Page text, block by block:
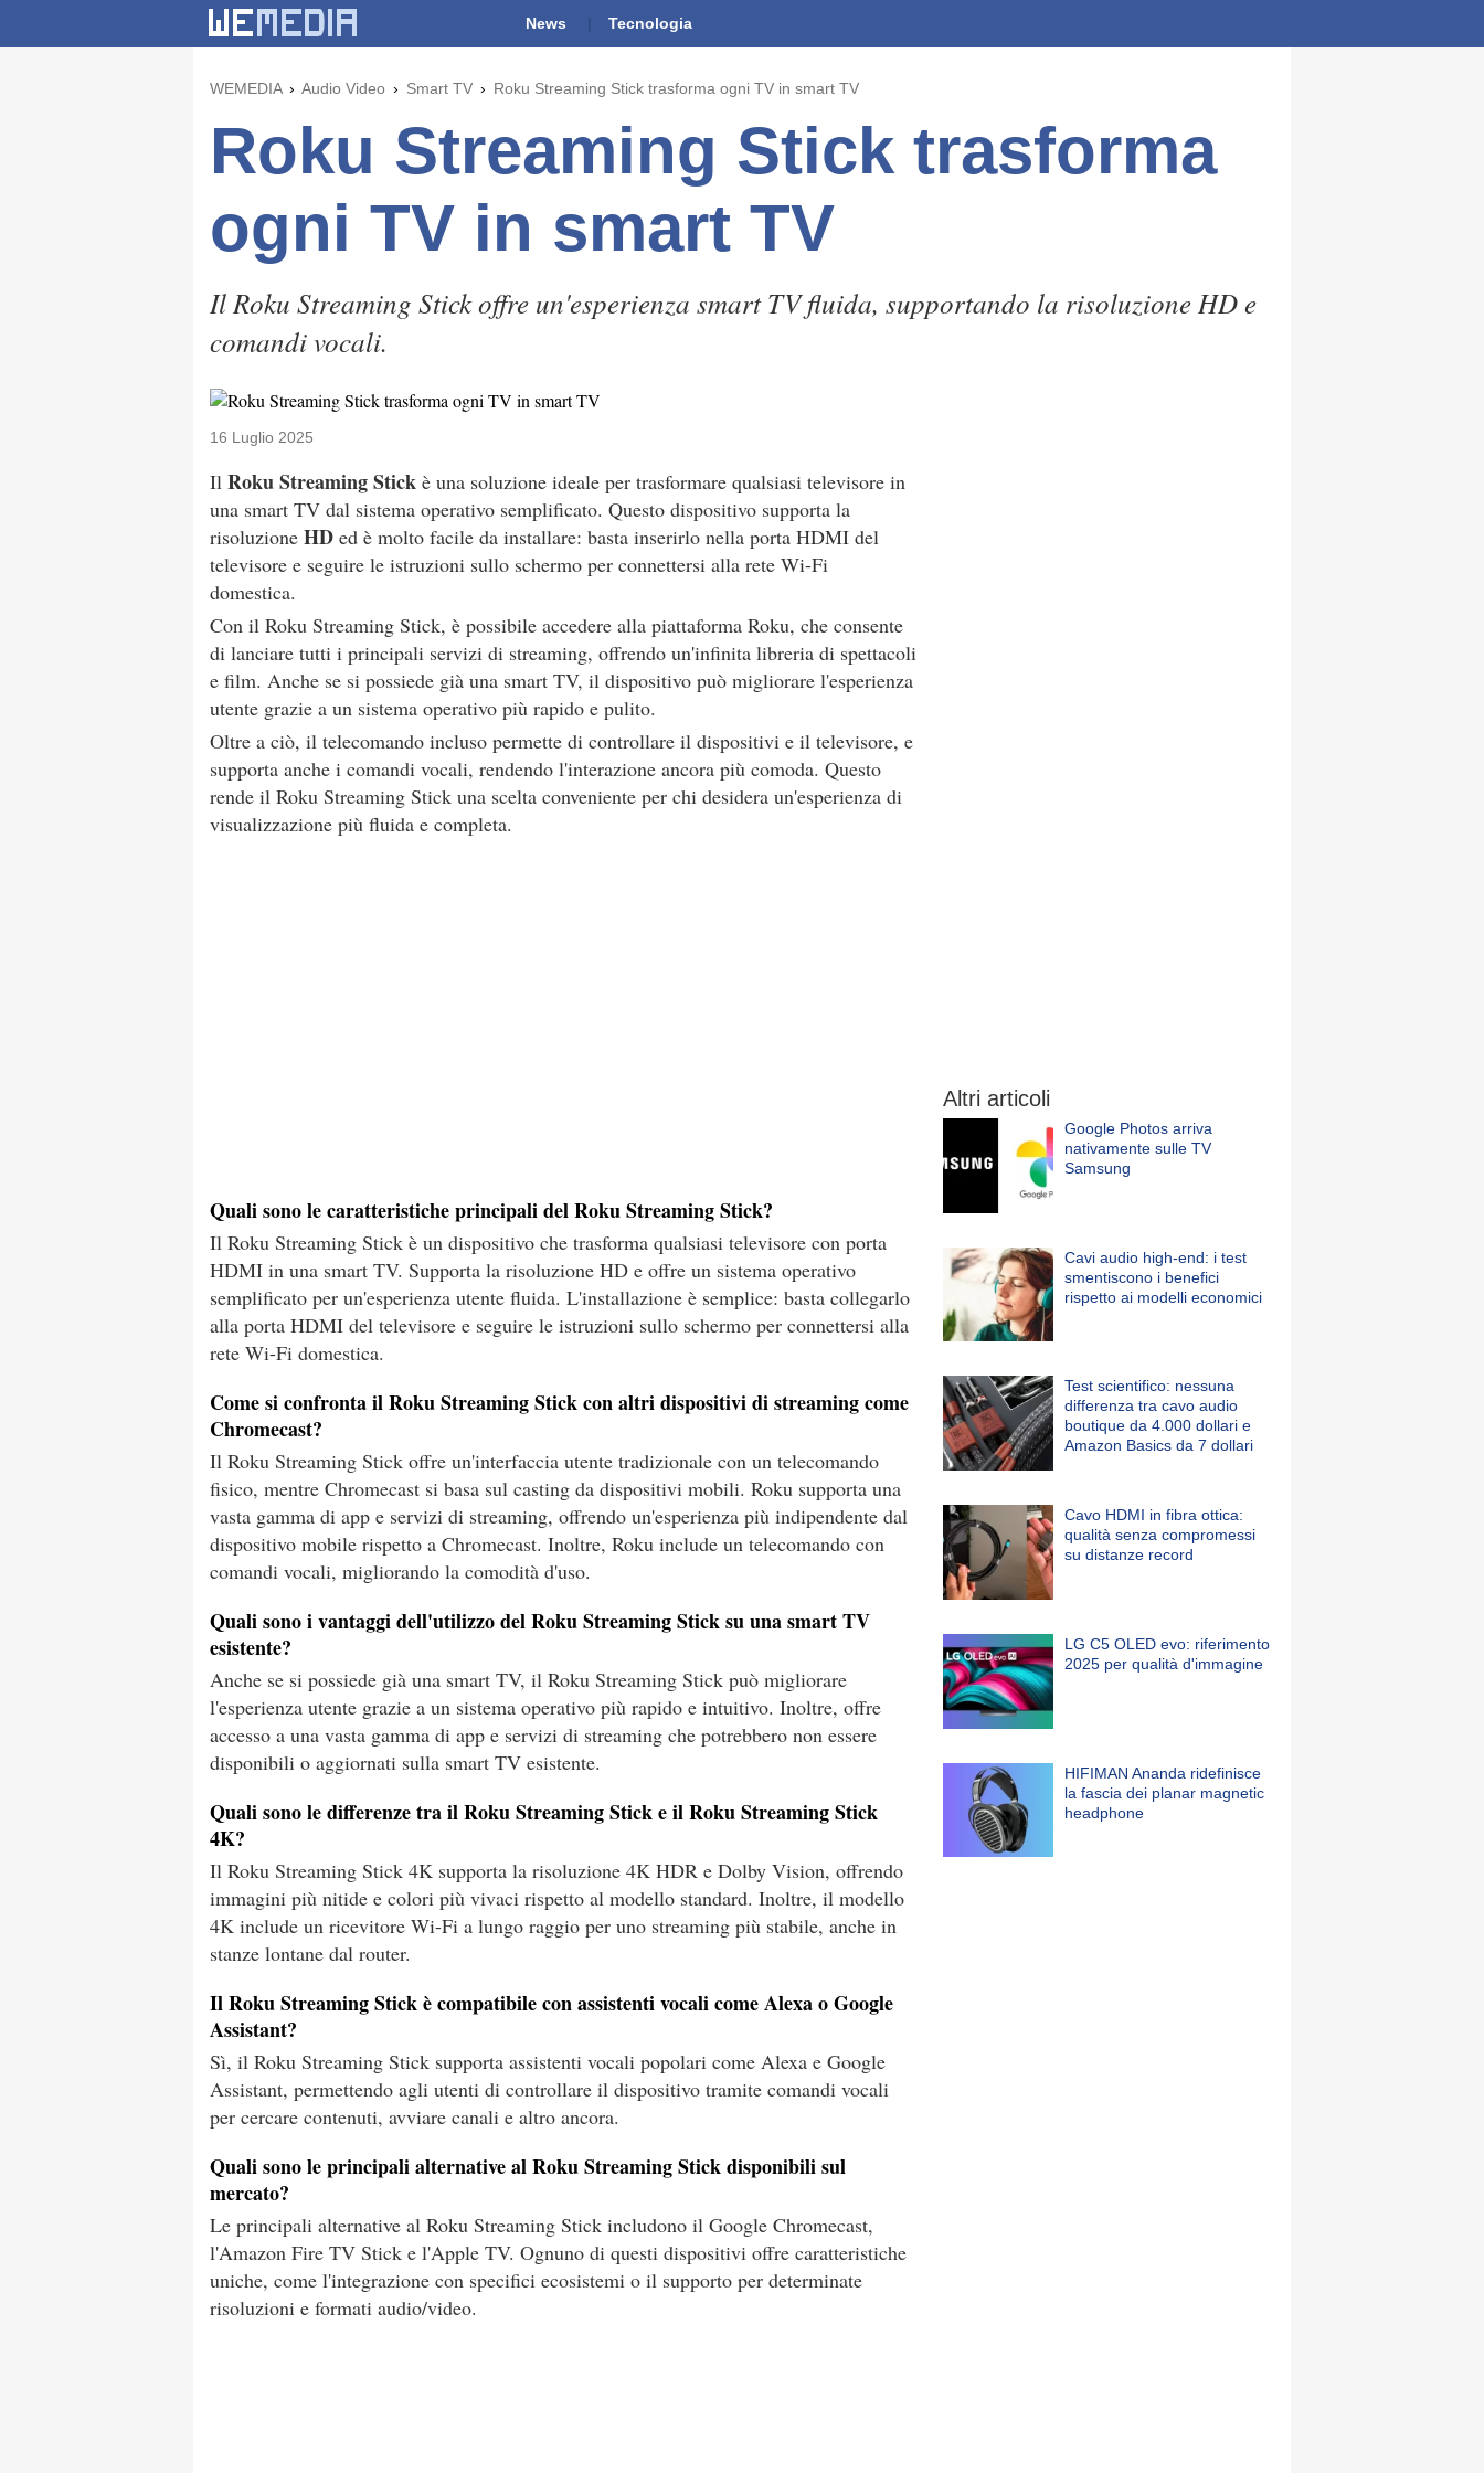
News Tecnologia
WEMEDIA Audio Video Smart TV Roku Streaming Stick trasforma ogni TV in smart TV
Roku Streaming Stick trasforma
ogni TV in smart TV
Il Roku Streaming Stick offre un'esperienza smart TV fluida, supportando la risoluzione HD e
comandi vocali.
16 Luglio 2025
Il Roku Streaming Stick è una soluzione ideale per trasformare qualsiasi televisore in
una smart TV dal sistema operativo semplificato. Questo dispositivo supporta la
risoluzione HD ed è molto facile da installare: basta inserirlo nella porta HDMI del
televisore e seguire le istruzioni sullo schermo per connettersi alla rete Wi-Fi
domestica.
Con il Roku Streaming Stick, è possibile accedere alla piattaforma Roku, che consente
di lanciare tutti i principali servizi di streaming, offrendo un'infinita libreria di spettacoli
e film. Anche se si possiede già una smart TV, il dispositivo può migliorare l'esperienza
utente grazie a un sistema operativo più rapido e pulito.
Oltre a ciò, il telecomando incluso permette di controllare il dispositivi e il televisore, e
supporta anche i comandi vocali, rendendo l'interazione ancora più comoda. Questo
rende il Roku Streaming Stick una scelta conveniente per chi desidera un'esperienza di
visualizzazione più fluida e completa.
Quali sono le caratteristiche principali del Roku Streaming Stick?
Il Roku Streaming Stick è un dispositivo che trasforma qualsiasi televisore con porta
HDMI in una smart TV. Supporta la risoluzione HD e offre un sistema operativo
semplificato per un'esperienza utente fluida. L'installazione è semplice: basta collegarlo
alla porta HDMI del televisore e seguire le istruzioni sullo schermo per connettersi alla
rete Wi-Fi domestica.
Come si confronta il Roku Streaming Stick con altri dispositivi di streaming come
Chromecast?
Il Roku Streaming Stick offre un'interfaccia utente tradizionale con un telecomando
fisico, mentre Chromecast si basa sul casting da dispositivi mobili. Roku supporta una
vasta gamma di app e servizi di streaming, offrendo un'esperienza più indipendente dal
dispositivo mobile rispetto a Chromecast. Inoltre, Roku include un telecomando con
comandi vocali, migliorando la comodità d'uso.
Quali sono i vantaggi dell'utilizzo del Roku Streaming Stick su una smart TV
esistente?
Anche se si possiede già una smart TV, il Roku Streaming Stick può migliorare
l'esperienza utente grazie a un sistema operativo più rapido e intuitivo. Inoltre, offre
accesso a una vasta gamma di app e servizi di streaming che potrebbero non essere
disponibili o aggiornati sulla smart TV esistente.
Quali sono le differenze tra il Roku Streaming Stick e il Roku Streaming Stick
4K?
Il Roku Streaming Stick 4K supporta la risoluzione 4K HDR e Dolby Vision, offrendo
immagini più nitide e colori più vivaci rispetto al modello standard. Inoltre, il modello
4K include un ricevitore Wi-Fi a lungo raggio per uno streaming più stabile, anche in
stanze lontane dal router.
Il Roku Streaming Stick è compatibile con assistenti vocali come Alexa o Google
Assistant?
Sì, il Roku Streaming Stick supporta assistenti vocali popolari come Alexa e Google
Assistant, permettendo agli utenti di controllare il dispositivo tramite comandi vocali
per cercare contenuti, avviare canali e altro ancora.
Quali sono le principali alternative al Roku Streaming Stick disponibili sul
mercato?
Le principali alternative al Roku Streaming Stick includono il Google Chromecast,
l'Amazon Fire TV Stick e l'Apple TV. Ognuno di questi dispositivi offre caratteristiche
uniche, come l'integrazione con specifici ecosistemi o il supporto per determinate
risoluzioni e formati audio/video.
Altri articoli
Google Photos arriva
nativamente sulle TV
Samsung
Cavi audio high-end: i test
smentiscono i benefici
rispetto ai modelli economici
Test scientifico: nessuna
differenza tra cavo audio
boutique da 4.000 dollari e
Amazon Basics da 7 dollari
Cavo HDMI in fibra ottica:
qualità senza compromessi
su distanze record
LG C5 OLED evo: riferimento
2025 per qualità d'immagine
HIFIMAN Ananda ridefinisce
la fascia dei planar magnetic
headphone